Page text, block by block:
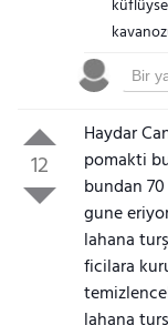
12
Haydar
pomakti
bundan
gune
lahana
ficilara